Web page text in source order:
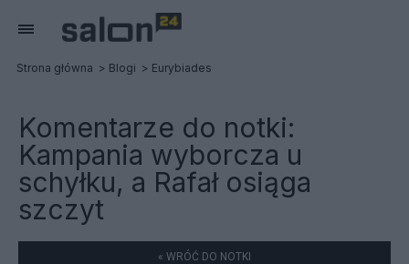
Strona główna Blogi Eurybiades
Komentarze do notki:
Kampania wyborcza u
schyłku, a Rafał osiąga
szczyt
« WRÓĆ DO NOTKI